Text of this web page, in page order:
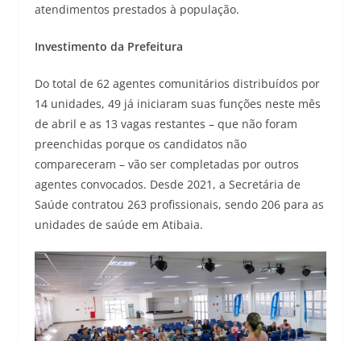
atendimentos prestados à população.
Investimento da Prefeitura
Do total de 62 agentes comunitários distribuídos por
14 unidades, 49 já iniciaram suas funções neste mês
de abril e as 13 vagas restantes – que não foram
preenchidas porque os candidatos não
compareceram – vão ser completadas por outros
agentes convocados. Desde 2021, a Secretária de
Saúde contratou 263 profissionais, sendo 206 para as
unidades de saúde em Atibaia.